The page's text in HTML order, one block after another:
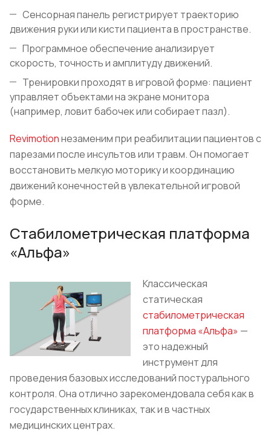
Сенсорная панель регистрирует траекторию
движения руки или кисти пациента в пространстве.
Программное обеспечение анализирует
скорость, точность и амплитуду движений.
Тренировки проходят в игровой форме: пациент
управляет объектами на экране монитора
(например, ловит бабочек или собирает пазл).
Revimotionнезаменим при реабилитации пациентов с
парезами после инсультов или травм. Он помогает
восстановить мелкую моторику и координацию
движений конечностей в увлекательной игровой
форме.
Стабилометрическая платформа
«Альфа»
Классическая
статическая
стабилометрическая
платформа «Альфа» —
это надежный
инструмент для
проведения базовых исследований постурального
контроля. Она отлично зарекомендовала себя как в
государственных клиниках, так и в частных
медицинских центрах.